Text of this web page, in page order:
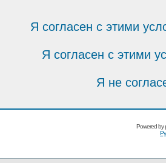
Я согласен с этими
Я согласен с этими
Я не
Powered by